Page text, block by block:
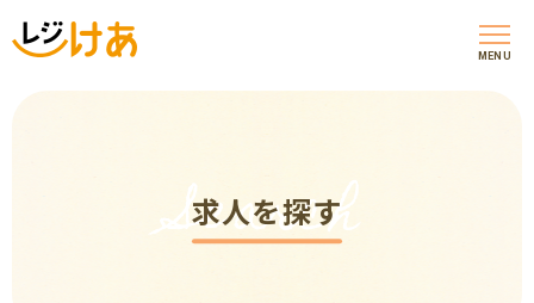
MENU
求人を探す
Search